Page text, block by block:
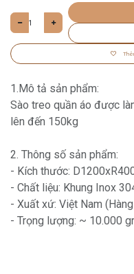
1.Mô tả sản phẩm:
Sào treo quần áo được
lên đến 150kg
2. Thông số sản phẩm:
- Kích thước:
- Chất liệu: Khung Inox
- Xuất xứ: Việt Nam
- Trọng lượng: ~ 10.000